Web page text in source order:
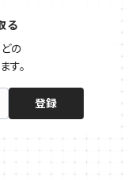
る
の
す。
登録